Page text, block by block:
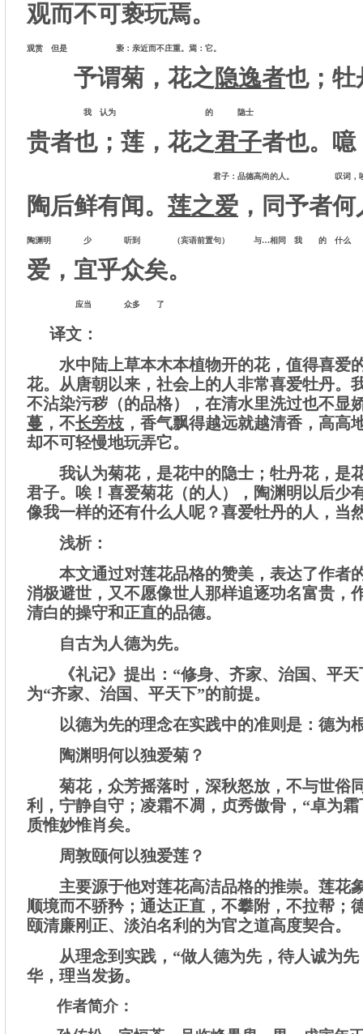
观而不可亵玩焉。
观赏 但是 亵：亲近而不庄重。焉：它。
予谓菊，花之隐逸者也；牡
我 认为 的 隐
贵者也；莲，花之君子者也。噫
君子：品德高尚的人。 叹词，唉 （宾
陶后鲜有闻。 莲之爱 ，同予者
陶渊明 少 听到 （宾语前置句） 与…相同 我 的 什
爱，宜乎众矣。
应当 众多 了
译文：
水中陆上草本木本植物开的花，值得喜爱
花。从唐朝以来，社会上的人非常喜爱牡丹。
不沾染污秽（的品格），在清水里洗过也不显
蔓 ，不长旁枝 ，香气飘得越远就越清香，高高
却不可轻慢地玩弄它。
我认为菊花，是花中的隐士；牡丹花，是
君子。唉！喜爱菊花（的人），陶渊明以后少
像我一样的还有什么人呢？喜爱牡丹的人，当
浅析：
本文通过对莲花品格的赞美，表达了作者
消极避世，又不愿像世人那样追逐功名富贵，
清白的操守和正直的品德。
自古为人德为先。
《礼记》提出：“修身、齐家、治国、平
为“齐家、治国、平天下”的前提。
以德为先的理念在实践中的准则是：德为
陶渊明何以独爱菊？
菊花，众芳摇落时，深秋怒放，不与世俗
利，宁静自守；凌霜不凋，贞秀傲骨，“卓为
质惟妙惟肖矣。
周敦颐何以独爱莲？
主要源于他对莲花高洁品格的推崇。莲花
顺境而不骄矜；通达正直，不攀附，不拉帮；
颐清廉刚正、淡泊名利的为官之道高度契合。
从理念到实践，“做人德为先，待人诚为
华，理当发扬。
作者简介：